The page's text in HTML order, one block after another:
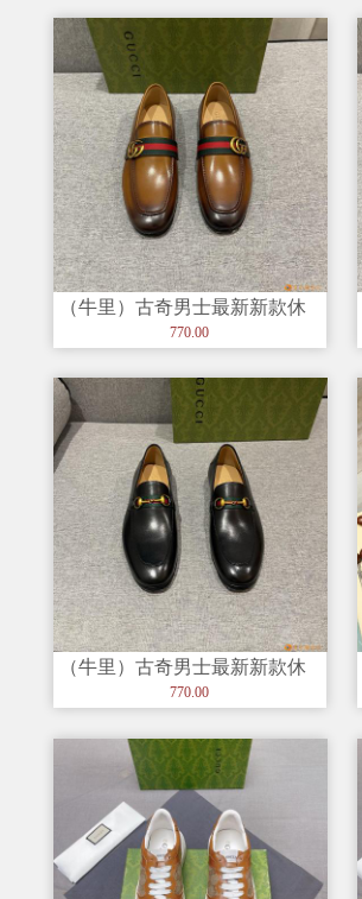
（牛里）古奇男士最新新款休
闲鞋！绝对的奢华打造，进口
770.00
（牛里）古奇男士最新新款休
闲鞋！绝对的奢华打造，进口
770.00